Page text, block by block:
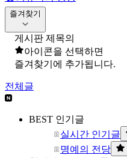
즐겨찾기
게시판 제목의
아이콘을 선택하면
즐겨찾기에 추가됩니다.
전체글
BEST 인기글
실시간 인기글
명예의 전당